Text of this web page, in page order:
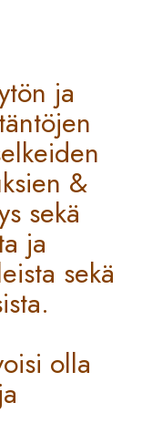
ja
&
sekä
ja
sekä
olla